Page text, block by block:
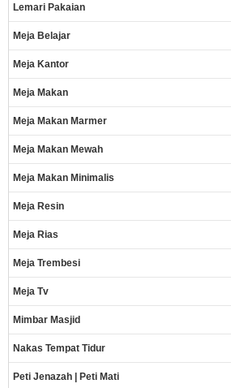
Lemari Pakaian
Meja Belajar
Meja Kantor
Meja Makan
Meja Makan Marmer
Meja Makan Mewah
Meja Makan Minimalis
Meja Resin
Meja Rias
Meja Trembesi
Meja Tv
Mimbar Masjid
Nakas Tempat Tidur
Peti Jenazah | Peti Mati